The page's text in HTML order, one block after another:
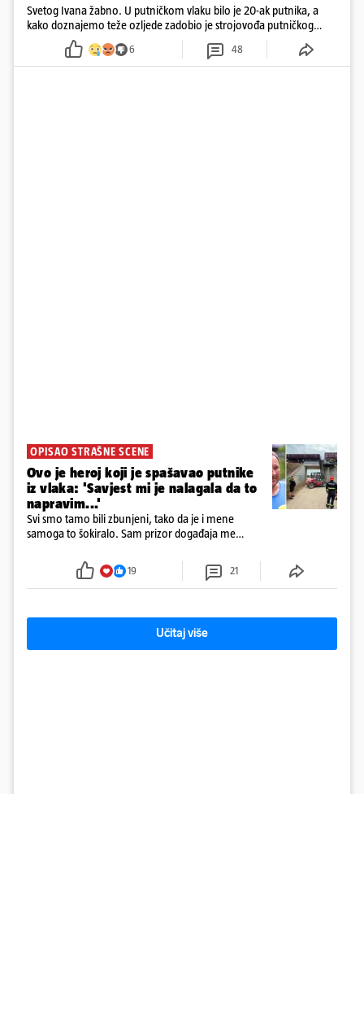
Svetog Ivana žabno. U putničkom vlaku bilo je 20-ak putnika, a
kako doznajemo teže ozljede zadobio je strojovođa putničkog
vlaka. Zatvoren je promet, a fotoreporteri Prigorskog objavili su
prve snimke s mjesta sudara
6 48
OPISAO STRAŠNE SCENE
Ovo je heroj koji je spašavao putnike
iz vlaka: 'Savjest mi je nalagala da to
napravim...'
Svi smo tamo bili zbunjeni, tako da je i mene
samoga to šokiralo. Sam prizor događaja me
19 21
Učitaj više